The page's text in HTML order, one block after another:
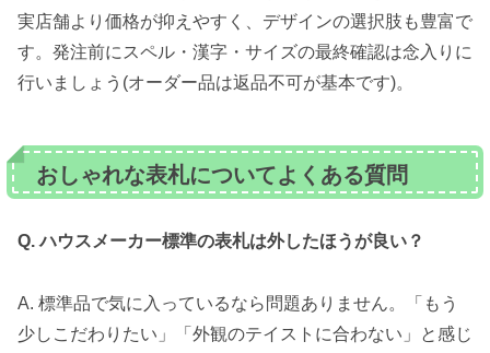
実店舗より価格が抑えやすく、デザインの選択肢も豊富で
す。発注前にスペル・漢字・サイズの最終確認は念入りに
行いましょう(オーダー品は返品不可が基本です)。
おしゃれな表札についてよくある質問
Q. ハウスメーカー標準の表札は外したほうが良い？
A. 標準品で気に入っているなら問題ありません。「もう
少しこだわりたい」「外観のテイストに合わない」と感じ